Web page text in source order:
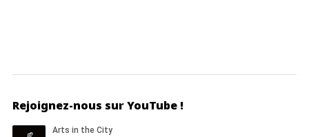
Rejoignez-nous sur YouTube !